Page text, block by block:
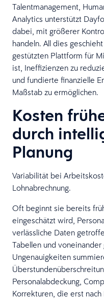
Talentmanagement,
Analytics unterstützt
dabei, mit größerer
handeln. All dies
gestützten Plattform für
ist, Ineffizienzen zu
und fundierte finanzielle
Maßstab zu ermöglichen.
Kosten
durch
Planung
Variabilität bei
Lohnabrechnung.
Oft beginnt sie bereits
eingeschätzt wird,
verlässliche Daten
Tabellen und
Ungenauigkeiten
Personalabdeckung,
Korrekturen, die erst